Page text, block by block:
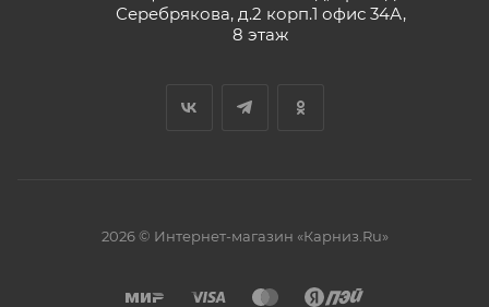
Серебрякова, д.2 корп.1 офис 34А,
8 этаж
2026 © Интернет-магазин «Карниз.Ru»